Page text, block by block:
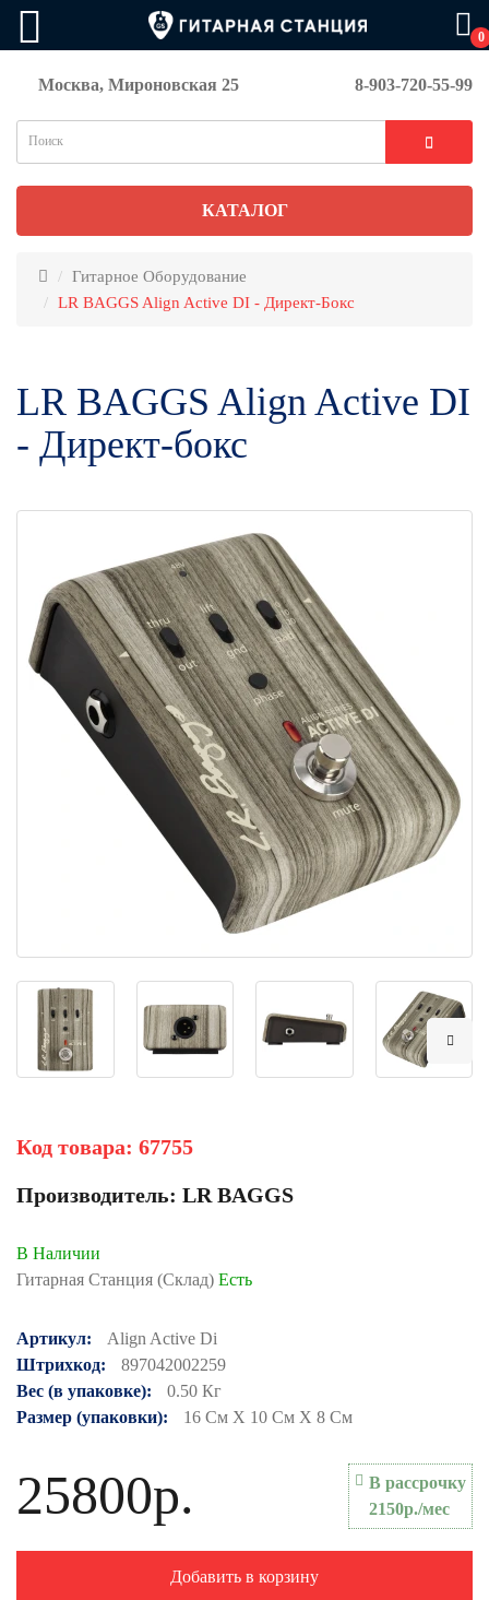
0
Москва, Мироновская 25 8-903-720-55-99
КАТАЛОГ
Гитарное Оборудование
LR BAGGS Align Active DI - Директ-Бокс
LR BAGGS Align Active DI
- Директ-бокс
Код товара: 67755
Производитель: LR BAGGS
В Наличии
Гитарная Станция (Склад) Есть
Артикул:
Align Active Di
Штрихкод:
897042002259
Вес (в упаковке):
0.50 Кг
Размер (упаковки):
16 См X 10 См X 8 См
25800р.
В рассрочку
2150р./мес
Добавить в корзину